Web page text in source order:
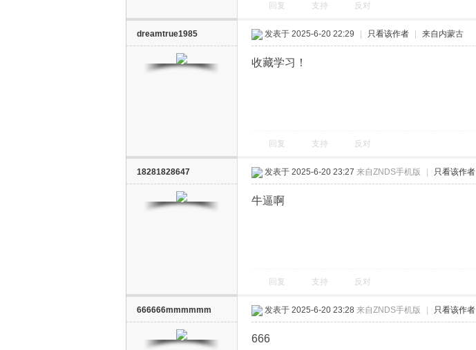
回复 支持 反对
dreamtrue1985 发表于 2025-6-20 22:29 只看该作者 来自内蒙古
收藏学习！
回复 支持 反对
18281828647 发表于 2025-6-20 23:27 来自ZNDS手机版 只看该作者
牛逼啊
回复 支持 反对
666666mmmmmm 发表于 2025-6-20 23:28 来自ZNDS手机版 只看该作者
666